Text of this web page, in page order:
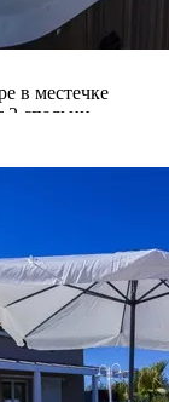
в местечке
спальни,
пляжа нужно